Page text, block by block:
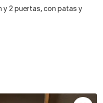
y 2 puertas, con patas y